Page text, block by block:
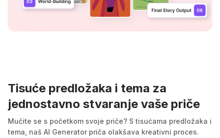
Tisuće predložaka i tema za
jednostavno stvaranje vaše priče
Mučite se s početkom svoje priče? S tisućama predložaka i
tema, naš AI Generator priča olakšava kreativni proces.